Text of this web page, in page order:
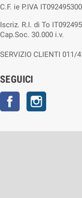
C.F. ie P.IVA
Iscriz. R.I. di To
Cap.Soc. 30.000 i.v.
SERVIZIO CLIENTI 011/
SEGUICI
Facebook